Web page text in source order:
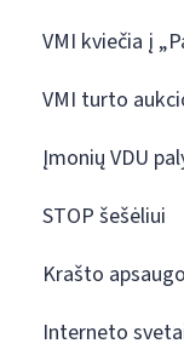
VMI kviečia į
VMI turto
Įmonių VDU
STOP šešėliui
Krašto
Interneto